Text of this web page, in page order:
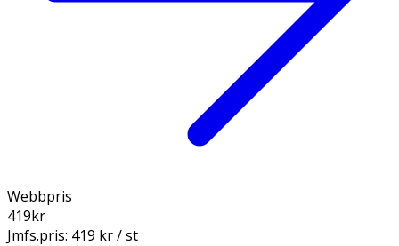
Webbpris
419kr
Jmfs.pris: 419 kr / st